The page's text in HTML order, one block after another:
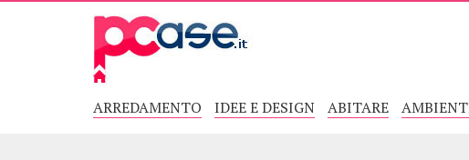
ARREDAMENTO IDEE E DESIGN ABITARE